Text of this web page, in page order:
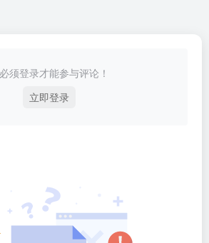
须登录才能参与评论！
立即登录